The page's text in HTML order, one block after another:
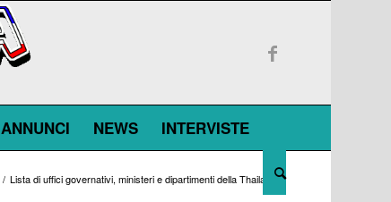
ANNUNCI NEWS INTERVISTE
/ Lista di uffici governativi, ministeri e dipartimenti della Thailandia